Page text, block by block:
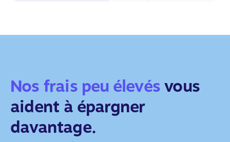
Nos frais peu élevés vous
aident à épargner
davantage.